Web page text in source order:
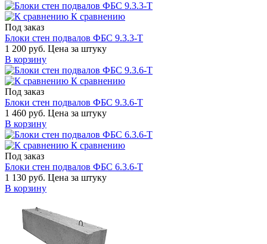
К сравнению
Под заказ
Блоки стен подвалов ФБС 9.3.3-Т
1 200 руб. Цена за штуку
В корзину
К сравнению
Под заказ
Блоки стен подвалов ФБС 9.3.6-Т
1 460 руб. Цена за штуку
В корзину
К сравнению
Под заказ
Блоки стен подвалов ФБС 6.3.6-Т
1 130 руб. Цена за штуку
В корзину